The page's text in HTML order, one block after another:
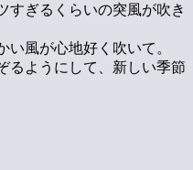
すぎるくらいの突風が吹き
風が心地好く吹いて。
るようにして、新しい季節